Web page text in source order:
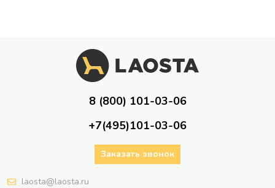
8 (800) 101-03-06
+7(495)101-03-06
Заказать звонок
laosta@laosta.ru